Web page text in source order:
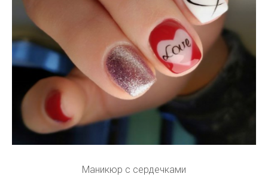
Маникюр с сердечками